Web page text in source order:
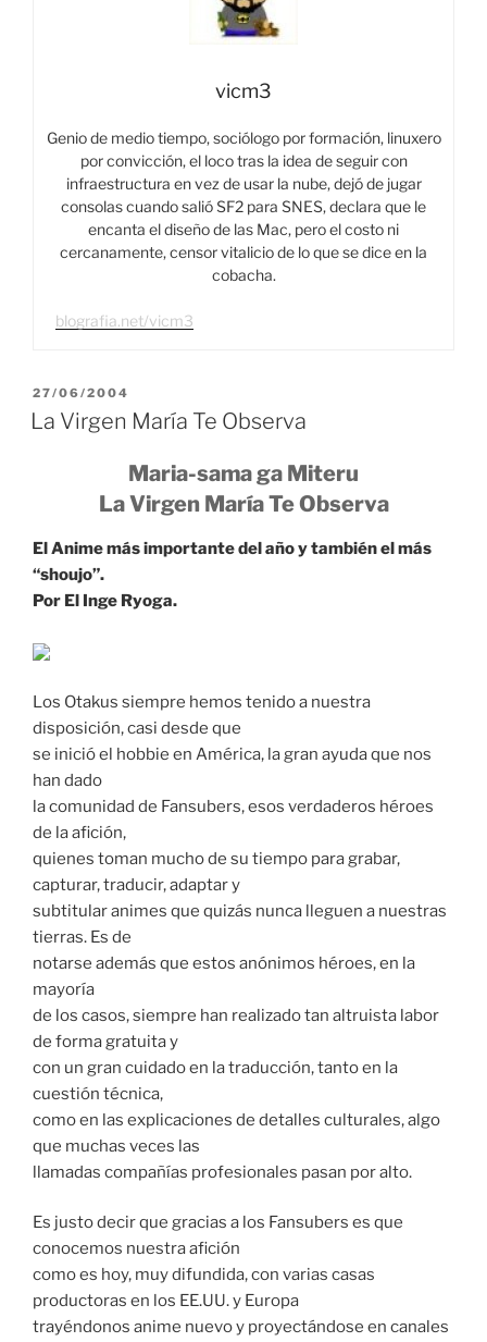
vicm3
Genio de medio tiempo, sociólogo por formación, linuxero
por convicción, el loco tras la idea de seguir con
infraestructura en vez de usar la nube, dejó de jugar
consolas cuando salió SF2 para SNES, declara que le
encanta el diseño de las Mac, pero el costo ni
cercanamente, censor vitalicio de lo que se dice en la
cobacha.
blografia.net/vicm3
PUBLICADO
EL
27/06/2004
La Virgen María Te Observa
Maria-sama ga Miteru
La Virgen María Te Observa
El Anime más importante del año y también el más
“shoujo”.
Por El Inge Ryoga.
Los Otakus siempre hemos tenido a nuestra
disposición, casi desde que
se inició el hobbie en América, la gran ayuda que nos
han dado
la comunidad de Fansubers, esos verdaderos héroes
de la afición,
quienes toman mucho de su tiempo para grabar,
capturar, traducir, adaptar y
subtitular animes que quizás nunca lleguen a nuestras
tierras. Es de
notarse además que estos anónimos héroes, en la
mayoría
de los casos, siempre han realizado tan altruista labor
de forma gratuita y
con un gran cuidado en la traducción, tanto en la
cuestión técnica,
como en las explicaciones de detalles culturales, algo
que muchas veces las
llamadas compañías profesionales pasan por alto.
Es justo decir que gracias a los Fansubers es que
conocemos nuestra afición
como es hoy, muy difundida, con varias casas
productoras en los EE.UU. y Europa
trayéndonos anime nuevo y proyectándose en canales